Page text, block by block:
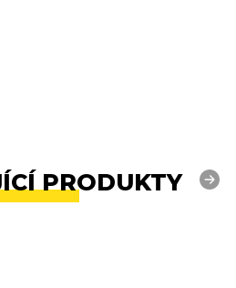
PRODUKTY Next